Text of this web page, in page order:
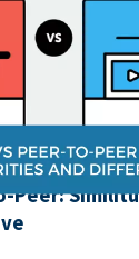
Peer: